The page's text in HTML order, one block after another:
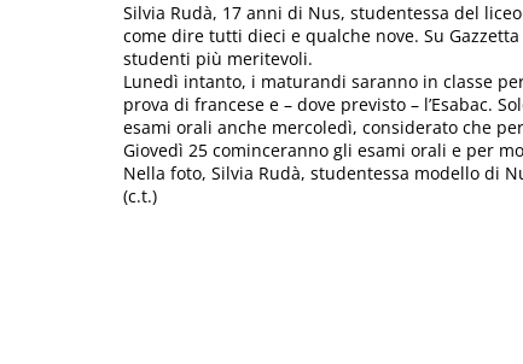
Silvia Rudà, 17 anni di Nus, studentessa del
come dire tutti dieci e qualche nove. Su
studenti più meritevoli.
Lunedì intanto, i maturandi saranno in classe
prova di francese e – dove previsto – l’Esabac.
esami orali anche mercoledì, considerato che
Giovedì 25 cominceranno gli esami orali e per
Nella foto, Silvia Rudà, studentessa modello di
(c.t.)